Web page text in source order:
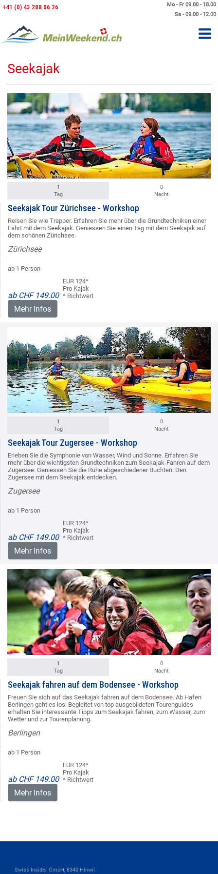
Mo - Fr 09.00 - 18.00
Sa - 09.00 - 12.00
+41 (0) 43 288 06 26
Seekajak
1
Tag
0
Nacht
Seekajak Tour Zürichsee - Workshop
Reisen Sie wie Trapper. Erfahren Sie mehr über die Grundtechniken einer
Fahrt mit dem Seekajak. Geniessen Sie einen Tag mit dem Seekajak auf
dem schönen Zürichsee.
Zürichsee
ab 1 Person
ab CHF 149.00
EUR 124*
Pro Kajak
* Richtwert
Mehr Infos
1
Tag
0
Nacht
Seekajak Tour Zugersee - Workshop
Erleben Sie die Symphonie von Wasser, Wind und Sonne. Erfahren Sie
mehr über die wichtigsten Grundtechniken zum Seekajak-Fahren auf dem
Zugersee. Geniessen Sie die Ruhe abgeschiedener Buchten. Den
Zugersee mit dem Seekajak entdecken.
Zugersee
ab 1 Person
ab CHF 149.00
EUR 124*
Pro Kajak
* Richtwert
Mehr Infos
1
Tag
0
Nacht
Seekajak fahren auf dem Bodensee - Workshop
Freuen Sie sich auf das Seekajak fahren auf dem Bodensee. Ab Hafen
Berlingen geht es los. Begleitet von top ausgebildeten Tourenguides
erhalten Sie interessante Tipps zum Seekajak fahren, zum Wasser, zum
Wetter und zur Tourenplanung.
Berlingen
ab 1 Person
ab CHF 149.00
EUR 124*
Pro Kajak
* Richtwert
Mehr Infos
Swiss Insider GmbH, 8340 Hinwil